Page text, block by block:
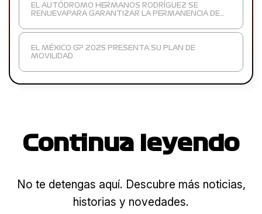
EL AUTÓDROMO HERMANOS RODRÍGUEZ SE
RENUEVAPARA GARANTIZAR LA PERMANENCIA DE…
EL MÉXICO GP 2025 PRESENTA SU PLAN DE
MOVILIDAD
Continua leyendo
No te detengas aquí. Descubre más noticias,
historias y novedades.